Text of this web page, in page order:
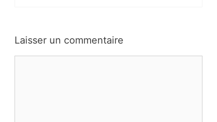
Laisser un commentaire